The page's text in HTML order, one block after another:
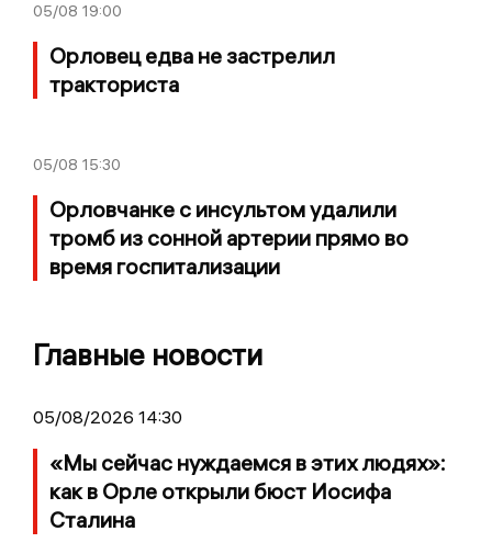
05/08 19:00
Орловец едва не застрелил
тракториста
05/08 15:30
Орловчанке с инсультом удалили
тромб из сонной артерии прямо во
время госпитализации
Главные новости
05/08/2026 14:30
«Мы сейчас нуждаемся в этих людях»:
как в Орле открыли бюст Иосифа
Сталина